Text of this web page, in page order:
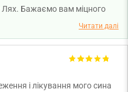
Лях. Бажаємо вам міцного
Читати далі
і лікування мого сина